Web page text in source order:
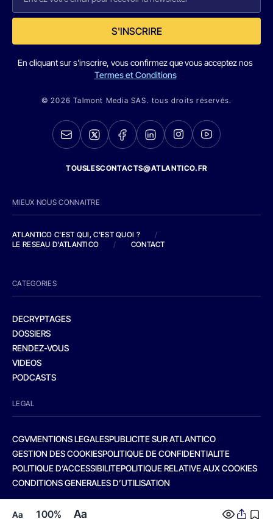
Aa 100% Aa
S'INSCRIRE
En cliquant sur s'inscrire, vous confirmez que vous acceptez nos
Termes et Conditions
© 2026 Talmont Media SAS. tous droits réservés.
TOUSLESCONTACTS@ATLANTICO.FR
MIEUX NOUS CONNAITRE
ATLANTICO C'EST QUI, C'EST QUOI ?
/
LE RESEAU D'ATLANTICO
/ CONTACT
CATEGORIES
DECRYPTAGES
DOSSIERS
RENDEZ-VOUS
VIDEOS
PODCASTS
LEGAL
CGVMENTIONS LEGALESPUBLICITE SUR ATLANTICO
GESTION DES COOKIESPOLITIQUE DE CONFIDENTIALITE
POLITIQUE D’ACCESSIBILITEPOLITIQUE RELATIVE AUX COOKIES
CONDITIONS GENERALES D’UTILISATION